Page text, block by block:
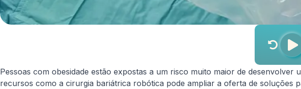
Pessoas com obesidade estão expostas a um risco muito maior de
recursos como a cirurgia bariátrica robótica pode ampliar a oferta de soluções